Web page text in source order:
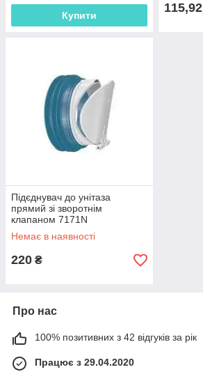
Купити
115,92
Підєднувач до унітаза
прямий зі зворотнім
клапаном 7171N
Немає в наявності
220 ₴
Про нас
100% позитивних з 42 відгуків за рік
Працює з 29.04.2020